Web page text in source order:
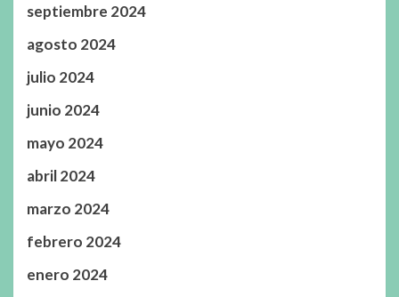
septiembre 2024
agosto 2024
julio 2024
junio 2024
mayo 2024
abril 2024
marzo 2024
febrero 2024
enero 2024